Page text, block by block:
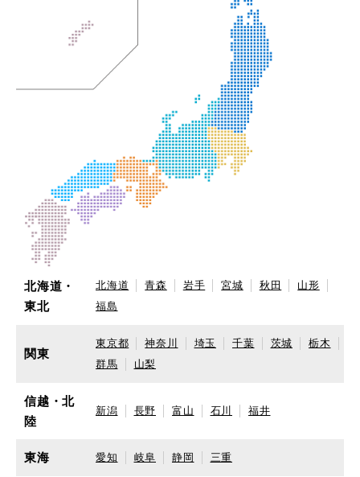
北海道・
東北
北海道 青森 岩手 宮城 秋田
山形
福島
関東
東京都 神奈川 埼玉 千葉 茨城
栃木
群馬
山梨
信越・北
陸
新潟 長野 富山 石川 福井
東海 愛知 岐阜 静岡 三重